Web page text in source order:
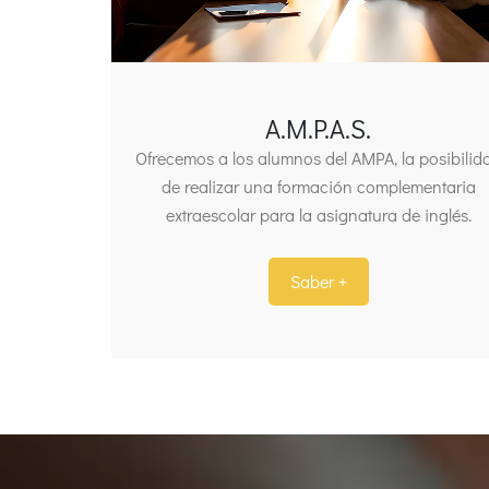
A.M.P.A.S.
Ofrecemos a los alumnos del AMPA, la
de realizar una formación complementaria
extraescolar para la asignatura de inglés.
Saber +